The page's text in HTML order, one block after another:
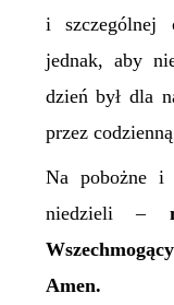
i szczególnej
jednak, aby
dzień był dla
przez
Na pobożne i
niedzieli –
Amen.